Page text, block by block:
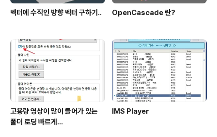
벡터에 수직인 뱡향 벡터 구하기.. OpenCascade 란?
고용량 영상이 많이 들어가 있는
폴더 로딩 빠르게...
IMS Player